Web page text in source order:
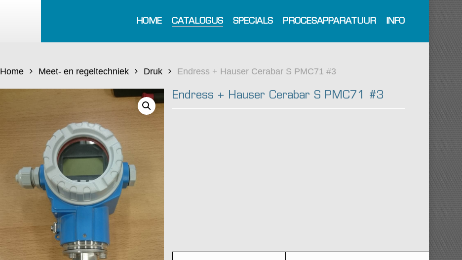
HOME CATALOGUS SPECIALS PROCESAPPARATUUR INFO
Home Meet- en regeltechniek Druk Endress + Hauser Cerabar S PMC71 #3
Endress + Hauser Cerabar S PMC71 #3